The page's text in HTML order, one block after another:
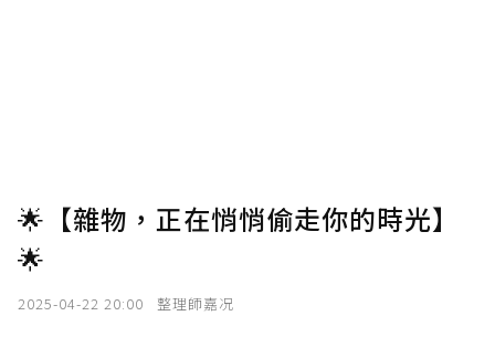
🌟【雜物，正在悄悄偷走你的時光】
🌟
2025-04-22 20:00 整理師嘉况